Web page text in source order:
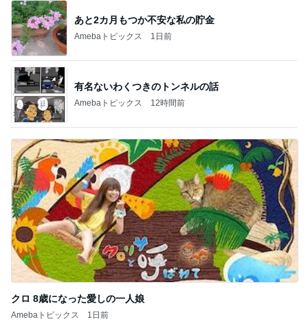
あと2カ月もつか不安な私の貯金
Amebaトピックス 1日前
有名ないわくつきのトンネルの話
Amebaトピックス 12時間前
クロ 8歳になった愛しの一人娘
Amebaトピックス 1日前